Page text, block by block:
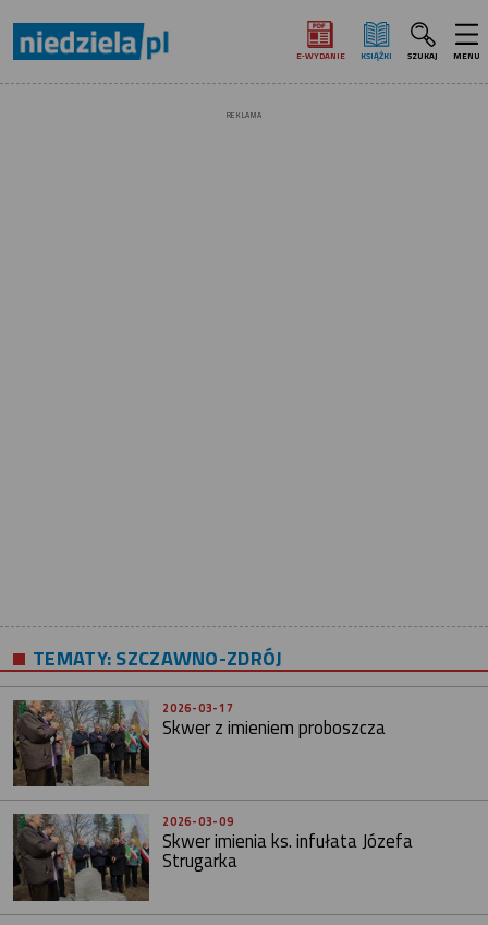
E‑WYDANIE KSIĄŻKI SZUKAJ MENU
REKLAMA
TEMATY:SZCZAWNO-ZDRÓJ
2026-03-17
Skwer z imieniem proboszcza
2026-03-09
Skwer imienia ks. infułata Józefa
Strugarka